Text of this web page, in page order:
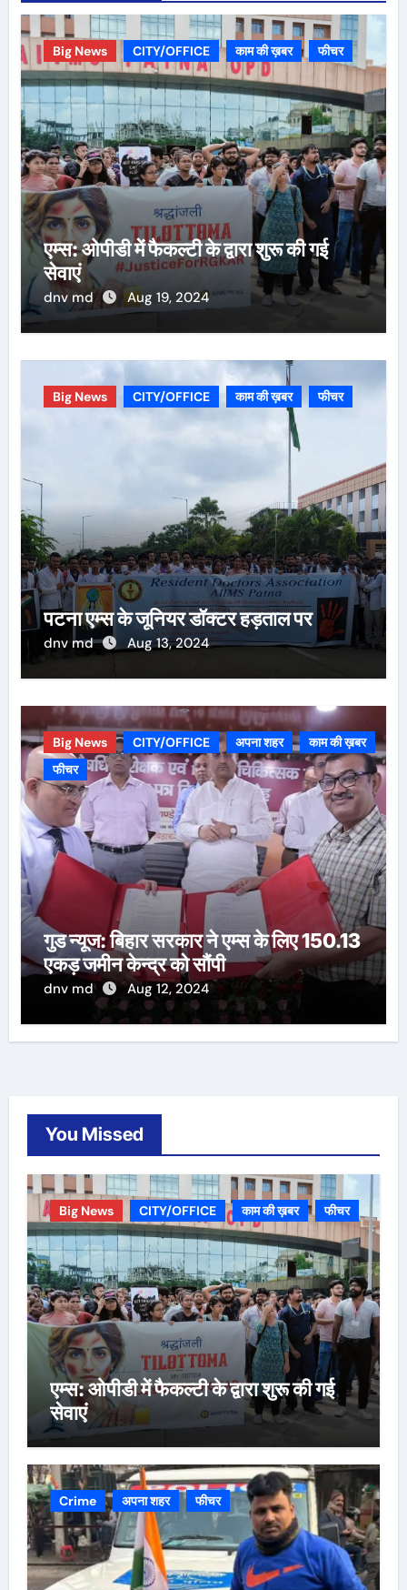
Big News CITY/OFFICE काम की ख़बर फीचर
एम्स: ओपीडी में फैकल्टी के द्वारा शुरू की गई
सेवाएं
dnv md Aug 19, 2024
Big News CITY/OFFICE काम की ख़बर फीचर
पटना एम्स के जूनियर डॉक्टर हड़ताल पर
dnv md Aug 13, 2024
Big News CITY/OFFICE अपना शहर
काम की ख़बर
फीचर
गुड न्यूज: बिहार सरकार ने एम्स के लिए 150.13
एकड़ जमीन केन्द्र को सौंपी
dnv md Aug 12, 2024
You Missed
Big News CITY/OFFICE काम की ख़बर फीचर
एम्स: ओपीडी में फैकल्टी के द्वारा शुरू की गई
सेवाएं
Crime अपना शहर फीचर